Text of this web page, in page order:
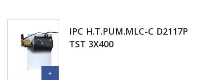
IPC H.T.PUM.MLC-C D2117P
TST 3X400